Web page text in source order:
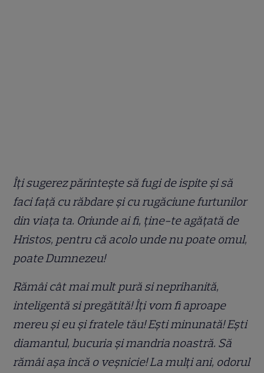
Îți sugerez părintește să fugi de ispite și să
faci față cu răbdare și cu rugăciune furtunilor
din viața ta. Oriunde ai fi, ține-te agățată de
Hristos, pentru că acolo unde nu poate omul,
poate Dumnezeu!
Rămâi cât mai mult pură si neprihanită,
inteligentă si pregătită! Îți vom fi aproape
mereu și eu și fratele tău! Ești minunată! Ești
diamantul, bucuria și mandria noastră. Să
rămâi așa încă o veșnicie! La mulți ani, odorul